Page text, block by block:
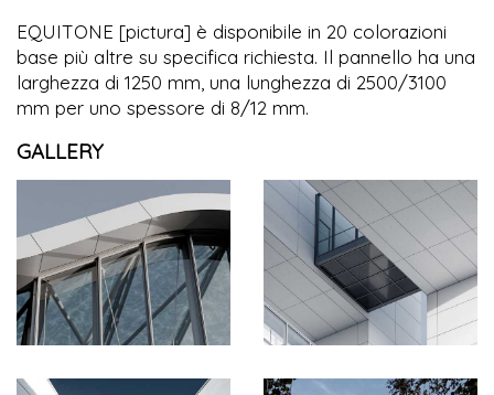
EQUITONE [pictura] è disponibile in 20 colorazioni
base più altre su specifica richiesta. Il pannello ha una
larghezza di 1250 mm, una lunghezza di 2500/3100
mm per uno spessore di 8/12 mm.
GALLERY